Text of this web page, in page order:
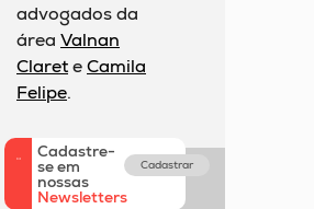
advogados da
área Valnan
ClareteCamila
Felipe.
Cadastre-
se em
nossas
Newsletters
Cadastrar